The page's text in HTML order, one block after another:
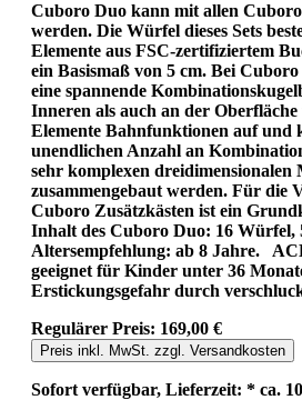
Cuboro Duo kann mit allen
werden. Die Würfel dieses Sets
Elemente aus FSC-zertifiziertem
ein Basismaß von 5 cm. Bei
eine spannende
Inneren als auch an der
Elemente Bahnfunktionen auf und
unendlichen Anzahl an
sehr komplexen dreidimensionalen
zusammengebaut werden. Für die
Cuboro Zusätzkästen ist ein
Inhalt des Cuboro Duo: 16 Würfel,
Altersempfehlung: ab 8 Jahre.
geeignet für Kinder unter 36
Erstickungsgefahr durch
Regulärer Preis: 169,00 €
Preis inkl. MwSt. zzgl. Versandkosten
Sofort verfügbar, Lieferzeit: * ca.